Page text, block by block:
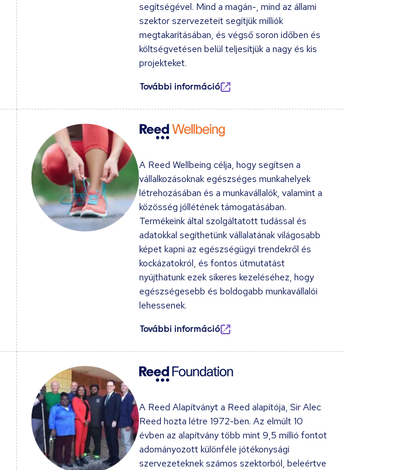
segítségével. Mind a magán-, mind az állami
szektor szervezeteit segítjük milliók
megtakarításában, és végső soron időben és
költségvetésen belül teljesítjük a nagy és kis
projekteket.
További információ
A Reed Wellbeing célja, hogy segítsen a
vállalkozásoknak egészséges munkahelyek
létrehozásában és a munkavállalók, valamint a
közösség jóllétének támogatásában.
Termékeink által szolgáltatott tudással és
adatokkal segíthetünk vállalatának világosabb
képet kapni az egészségügyi trendekről és
kockázatokról, és fontos útmutatást
nyújthatunk ezek sikeres kezeléséhez, hogy
egészségesebb és boldogabb munkavállalói
lehessenek.
További információ
A Reed Alapítványt a Reed alapítója, Sir Alec
Reed hozta létre 1972-ben. Az elmúlt 10
évben az alapítvány több mint 9,5 millió fontot
adományozott különféle jótékonysági
szervezeteknek számos szektorból, beleértve